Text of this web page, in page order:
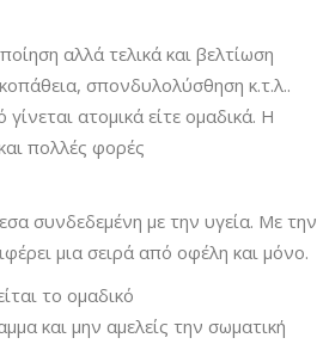
αλλά τελικά και βελτίωση
σπονδυλολύσθηση κ.τ.λ..
ατομικά είτε ομαδικά. Η
πολλές φορές
συνδεδεμένη με την υγεία. Με την
μια σειρά από οφέλη και μόνο.
το ομαδικό
και μην αμελείς την σωματική